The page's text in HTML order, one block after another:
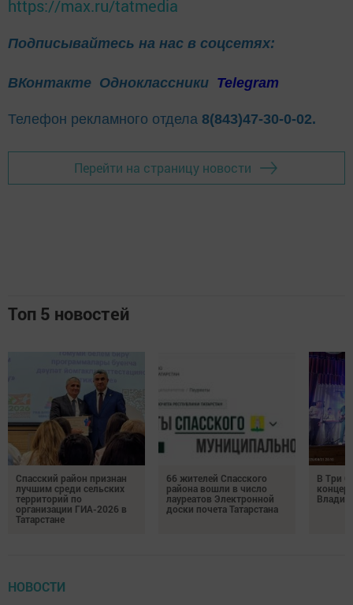
https://max.ru/tatmedia
Подписывайтесь на нас в соцсетях:
ВКонтакте Одноклассники Telegram
Телефон рекламного отдела 8(843)47-30-0-02.
Перейти на страницу новости
Топ 5 новостей
Спасский район признан
лучшим среди сельских
территорий по
организации ГИА-2026 в
Татарстане
66 жителей Спасского
района вошли в число
лауреатов Электронной
доски почета Татарстана
В Три
НОВОСТИ